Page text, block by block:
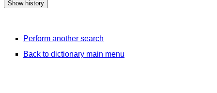
Perform another search
Back to dictionary main menu